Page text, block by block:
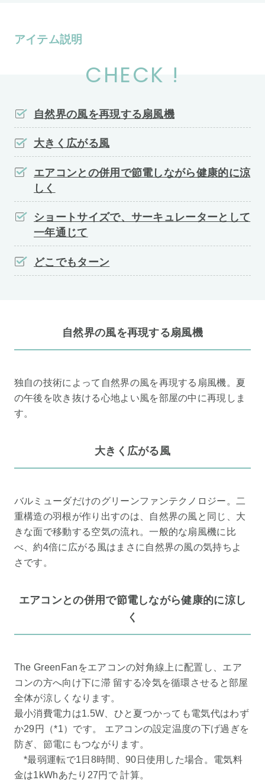
アイテム説明
CHECK !
自然界の風を再現する扇風機
大きく広がる風
エアコンとの併用で節電しながら健康的に涼
しく
ショートサイズで、サーキュレーターとして
一年通じて
どこでもターン
自然界の風を再現する扇風機
独自の技術によって自然界の風を再現する扇風機。夏
の午後を吹き抜ける心地よい風を部屋の中に再現しま
す。
大きく広がる風
バルミューダだけのグリーンファンテクノロジー。二
重構造の羽根が作り出すのは、自然界の風と同じ、大
きな面で移動する空気の流れ。一般的な扇風機に比
べ、約4倍に広がる風はまさに自然界の風の気持ちよ
さです。
エアコンとの併用で節電しながら健康的に涼し
く
The GreenFanをエアコンの対角線上に配置し、エア
コンの方へ向け下に滞 留する冷気を循環させると部屋
全体が涼しくなります。
最小消費電力は1.5W、ひと夏つかっても電気代はわず
か29円（*1）です。 エアコンの設定温度の下げ過ぎを
防ぎ、節電にもつながります。
*最弱運転で1日8時間、90日使用した場合。電気料
金は1kWhあたり27円で 計算。